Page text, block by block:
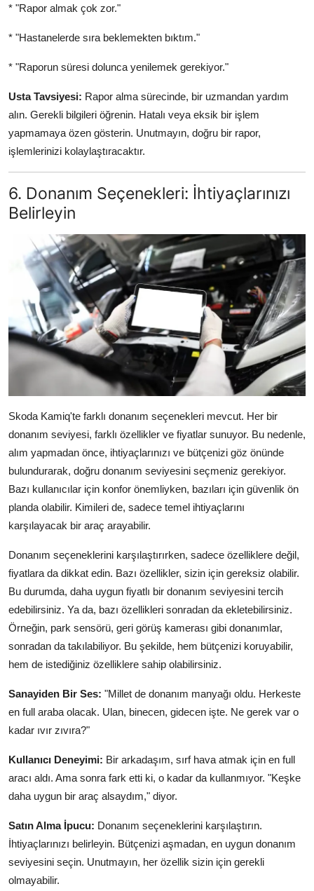
* "Rapor almak çok zor."
* "Hastanelerde sıra beklemekten bıktım."
* "Raporun süresi dolunca yenilemek gerekiyor."
Usta Tavsiyesi: Rapor alma sürecinde, bir uzmandan yardım
alın. Gerekli bilgileri öğrenin. Hatalı veya eksik bir işlem
yapmamaya özen gösterin. Unutmayın, doğru bir rapor,
işlemlerinizi kolaylaştıracaktır.
6. Donanım Seçenekleri: İhtiyaçlarınızı
Belirleyin
Skoda Kamiq'te farklı donanım seçenekleri mevcut. Her bir
donanım seviyesi, farklı özellikler ve fiyatlar sunuyor. Bu nedenle,
alım yapmadan önce, ihtiyaçlarınızı ve bütçenizi göz önünde
bulundurarak, doğru donanım seviyesini seçmeniz gerekiyor.
Bazı kullanıcılar için konfor önemliyken, bazıları için güvenlik ön
planda olabilir. Kimileri de, sadece temel ihtiyaçlarını
karşılayacak bir araç arayabilir.
Donanım seçeneklerini karşılaştırırken, sadece özelliklere değil,
fiyatlara da dikkat edin. Bazı özellikler, sizin için gereksiz olabilir.
Bu durumda, daha uygun fiyatlı bir donanım seviyesini tercih
edebilirsiniz. Ya da, bazı özellikleri sonradan da ekletebilirsiniz.
Örneğin, park sensörü, geri görüş kamerası gibi donanımlar,
sonradan da takılabiliyor. Bu şekilde, hem bütçenizi koruyabilir,
hem de istediğiniz özelliklere sahip olabilirsiniz.
Sanayiden Bir Ses: "Millet de donanım manyağı oldu. Herkeste
en full araba olacak. Ulan, binecen, gidecen işte. Ne gerek var o
kadar ıvır zıvıra?"
Kullanıcı Deneyimi: Bir arkadaşım, sırf hava atmak için en full
aracı aldı. Ama sonra fark etti ki, o kadar da kullanmıyor. "Keşke
daha uygun bir araç alsaydım," diyor.
Satın Alma İpucu: Donanım seçeneklerini karşılaştırın.
İhtiyaçlarınızı belirleyin. Bütçenizi aşmadan, en uygun donanım
seviyesini seçin. Unutmayın, her özellik sizin için gerekli
olmayabilir.